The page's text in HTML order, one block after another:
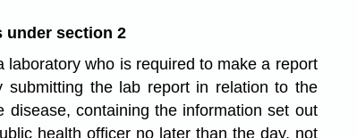
under section 2
laboratory who is required to make a report
the lab report in relation to the
disease, containing the information set out
health officer no later than the day, not